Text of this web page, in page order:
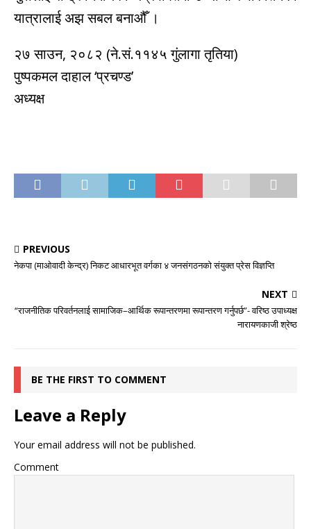
यात्रालाई अझ सबल बनाऔँ ।
२७ साउन, २०८२ (ने.सं.११४५ गुंलागा तृतिया)
पुष्पकमल दाहाल ‘प्रचण्ड’
अध्यक्ष
PREVIOUS
नेकपा (माओवादी केन्द्र) निकट आधारभूत वर्गका ४ जनसंगठनको संयुक्त प्रेस विज्ञप्ति
NEXT
“राजनीतिक परिवर्तनलाई सामाजिक–आर्थिक रूपान्तरणमा रूपान्तरण गर्नुपर्छ”- वरिष्ठ उपाध्यक्ष
नारायणकाजी श्रेष्ठ
BE THE FIRST TO COMMENT
Leave a Reply
Your email address will not be published.
Comment